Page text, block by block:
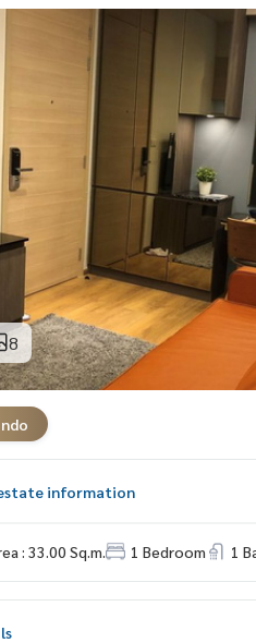
8
information
: 33.00 Sq.m. 1 Bedroom 1